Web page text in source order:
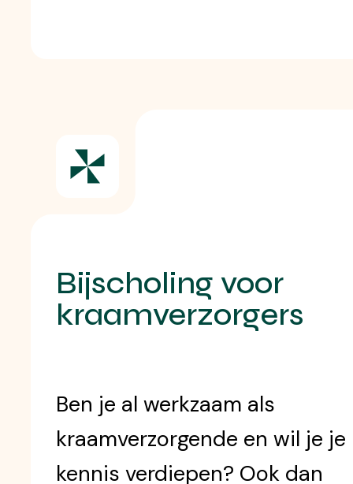
Bijscholing voor
kraamverzorgers
Ben je al werkzaam als
kraamverzorgende en wil je je
kennis verdiepen? Ook dan